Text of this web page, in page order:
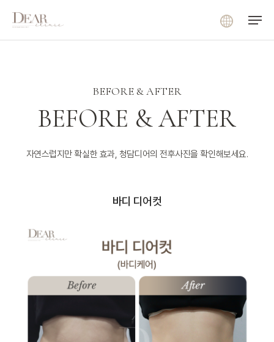
main
Menu
BEFORE & AFTER
BEFORE & AFTER
자연스럽지만 확실한 효과, 청담디어의 전후사진을 확인해보세요.
바디 디어컷